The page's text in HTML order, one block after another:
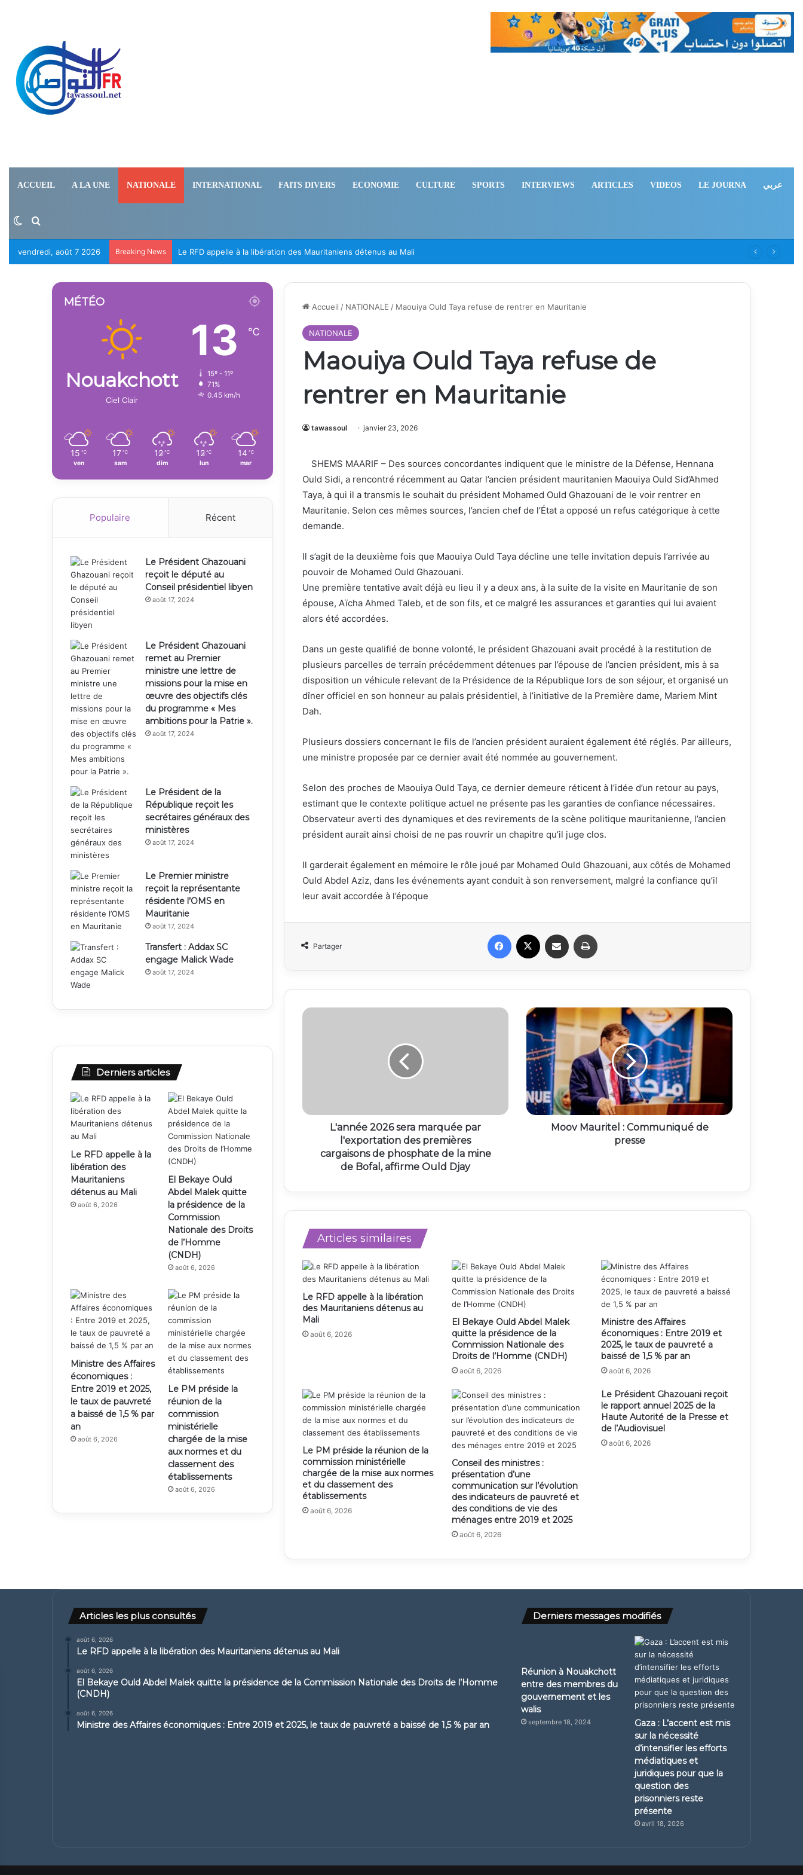
ACCUEIL A LA UNE NATIONALE INTERNATIONAL FAITS DIVERS ECONOMIE CULTURE SPORTS INTERVIEWS ARTICLES VIDEOS LE JOURNA عربي
Switch skin
Rechercher
vendredi, août 7 2026 Breaking News Le RFD appelle à la libération des Mauritaniens détenus au Mali
Accueil / NATIONALE / Maouiya Ould Taya refuse de rentrer en Mauritanie
NATIONALE
Maouiya Ould Taya refuse de
rentrer en Mauritanie
tawassoul janvier 23, 2026
SHEMS MAARIF – Des sources concordantes indiquent que le ministre de la Défense, Hennana
Ould Sidi, a rencontré récemment au Qatar l’ancien président mauritanien Maouiya Ould Sid’Ahmed
Taya, à qui il a transmis le souhait du président Mohamed Ould Ghazouani de le voir rentrer en
Mauritanie. Selon ces mêmes sources, l’ancien chef de l’État a opposé un refus catégorique à cette
demande.
Il s’agit de la deuxième fois que Maouiya Ould Taya décline une telle invitation depuis l’arrivée au
pouvoir de Mohamed Ould Ghazouani.
Une première tentative avait déjà eu lieu il y a deux ans, à la suite de la visite en Mauritanie de son
épouse, Aïcha Ahmed Taleb, et de son fils, et ce malgré les assurances et garanties qui lui avaient
alors été accordées.
Dans un geste qualifié de bonne volonté, le président Ghazouani avait procédé à la restitution de
plusieurs parcelles de terrain précédemment détenues par l’épouse de l’ancien président, mis à sa
disposition un véhicule relevant de la Présidence de la République lors de son séjour, et organisé un
dîner officiel en son honneur au palais présidentiel, à l’initiative de la Première dame, Mariem Mint
Dah.
Plusieurs dossiers concernant le fils de l’ancien président auraient également été réglés. Par ailleurs,
une ministre proposée par ce dernier avait été nommée au gouvernement.
Selon des proches de Maouiya Ould Taya, ce dernier demeure réticent à l’idée d’un retour au pays,
estimant que le contexte politique actuel ne présente pas les garanties de confiance nécessaires.
Observateur averti des dynamiques et des revirements de la scène politique mauritanienne, l’ancien
président aurait ainsi choisi de ne pas rouvrir un chapitre qu’il juge clos.
Il garderait également en mémoire le rôle joué par Mohamed Ould Ghazouani, aux côtés de Mohamed
Ould Abdel Aziz, dans les événements ayant conduit à son renversement, malgré la confiance qu’il
leur avait accordée à l’époque
Partager
Facebook Partager par email
L'année 2026 sera marquée par
l'exportation des premières
cargaisons de phosphate de la mine
de Bofal, affirme Ould Djay
Moov Mauritel : Communiqué de
presse
Articles similaires
Le RFD appelle à la libération
des Mauritaniens détenus au
Mali
août 6, 2026
El Bekaye Ould Abdel Malek
quitte la présidence de la
Commission Nationale des
Droits de l’Homme (CNDH)
août 6, 2026
Ministre des Affaires
économiques : Entre 2019 et
2025, le taux de pauvreté a
baissé de 1,5 % par an
août 6, 2026
Le PM préside la réunion de la
commission ministérielle
chargée de la mise aux normes
et du classement des
établissements
août 6, 2026
Conseil des ministres :
présentation d’une
communication sur l’évolution
des indicateurs de pauvreté et
des conditions de vie des
ménages entre 2019 et 2025
août 6, 2026
Le Président Ghazouani reçoit
le rapport annuel 2025 de la
Haute Autorité de la Presse et
de l’Audiovisuel
août 6, 2026
MÉTÉO
Nouakchott
Ciel Clair
13 ℃
15º - 11º
71%
0.45 km/h
15 ℃
ven
17 ℃
sam
12 ℃
dim
12 ℃
lun
14 ℃
mar
Populaire Récent
Le Président Ghazouani
reçoit le député au
Conseil présidentiel libyen
août 17, 2024
Le Président Ghazouani
remet au Premier
ministre une lettre de
missions pour la mise en
œuvre des objectifs clés
du programme « Mes
ambitions pour la Patrie ».
août 17, 2024
Le Président de la
République reçoit les
secrétaires généraux des
ministères
août 17, 2024
Le Premier ministre
reçoit la représentante
résidente l’OMS en
Mauritanie
août 17, 2024
Transfert : Addax SC
engage Malick Wade
août 17, 2024
Derniers articles
Le RFD appelle à la
libération des
Mauritaniens
détenus au Mali
août 6, 2026
El Bekaye Ould
Abdel Malek quitte
la présidence de la
Commission
Nationale des Droits
de l’Homme
(CNDH)
août 6, 2026
Ministre des Affaires
économiques :
Entre 2019 et 2025,
le taux de pauvreté
a baissé de 1,5 % par
an
août 6, 2026
Le PM préside la
réunion de la
commission
ministérielle
chargée de la mise
aux normes et du
classement des
établissements
août 6, 2026
Articles les plus consultés
août 6, 2026
Le RFD appelle à la libération des Mauritaniens détenus au Mali
août 6, 2026
El Bekaye Ould Abdel Malek quitte la présidence de la Commission Nationale des Droits de l’Homme
(CNDH)
août 6, 2026
Ministre des Affaires économiques : Entre 2019 et 2025, le taux de pauvreté a baissé de 1,5 % par an
Derniers messages modifiés
Réunion à Nouakchott
entre des membres du
gouvernement et les
walis
septembre 18, 2024
Gaza : L’accent est mis
sur la nécessité
d’intensifier les efforts
médiatiques et
juridiques pour que la
question des
prisonniers reste
présente
avril 18, 2026